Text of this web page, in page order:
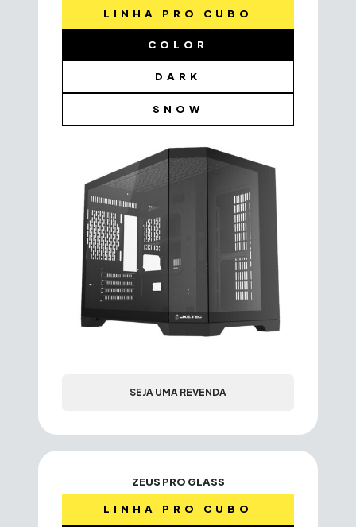
LINHA PRO CUBO
COLOR
DARK
SNOW
SEJA UMA REVENDA
ZEUS PRO GLASS
LINHA PRO CUBO